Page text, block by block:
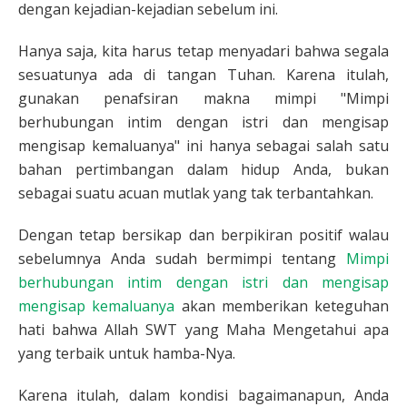
dengan kejadian-kejadian sebelum ini.
Hanya saja, kita harus tetap menyadari bahwa segala
sesuatunya ada di tangan Tuhan. Karena itulah,
gunakan penafsiran makna mimpi "Mimpi
berhubungan intim dengan istri dan mengisap
mengisap kemaluanya" ini hanya sebagai salah satu
bahan pertimbangan dalam hidup Anda, bukan
sebagai suatu acuan mutlak yang tak terbantahkan.
Dengan tetap bersikap dan berpikiran positif walau
sebelumnya Anda sudah bermimpi tentang Mimpi
berhubungan intim dengan istri dan mengisap
mengisap kemaluanya akan memberikan keteguhan
hati bahwa Allah SWT yang Maha Mengetahui apa
yang terbaik untuk hamba-Nya.
Karena itulah, dalam kondisi bagaimanapun, Anda